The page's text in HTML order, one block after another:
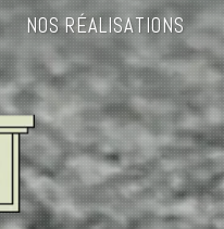
NOS RÉALISATIONS